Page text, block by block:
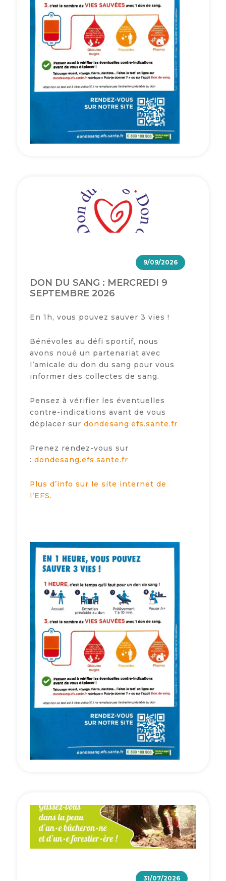
9/09/2026
DON DU SANG : MERCREDI 9
SEPTEMBRE 2026
En 1h, vous pouvez sauver 3 vies !
Bénévoles au défi sportif, nous
avons noué un partenariat avec
l’amicale du don du sang pour vous
informer des collectes de sang.
Pensez à vérifier les éventuelles
contre-indications avant de vous
déplacer sur dondesang.efs.sante.fr
Prenez rendez-vous sur
: dondesang.efs.sante.fr
Plus d’info sur le site internet de
l’EFS.
31/07/2026